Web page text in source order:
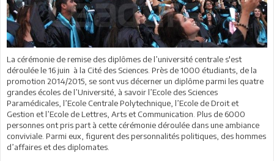
La cérémonie de remise des diplômes de l’université centrale s'est
déroulée le 16 juin à la Cité des Sciences. Près de 1000 étudiants, de la
promotion 2014/2015, se sont vus décerner un diplôme parmi les quatre
grandes écoles de l’Université, à savoir l’Ecole des Sciences
Paramédicales, l’Ecole Centrale Polytechnique, l’Ecole de Droit et
Gestion et l’Ecole de Lettres, Arts et Communication. Plus de 6000
personnes ont pris part à cette cérémonie déroulée dans une ambiance
conviviale. Parmi eux, figurent des personnalités politiques, des hommes
d’affaires et des diplomates.